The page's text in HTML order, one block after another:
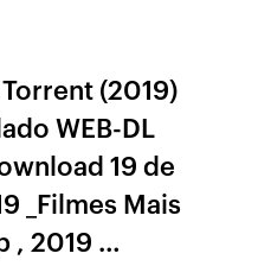
(2019)
WEB-DL
19 de
_Filmes Mais
, 2019 …